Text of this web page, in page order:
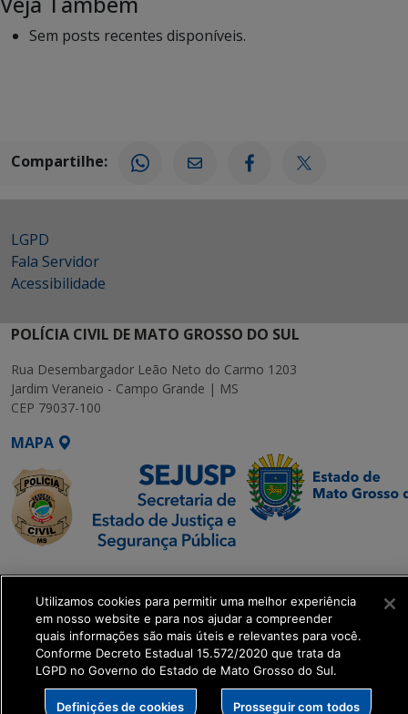
Sem posts recentes disponíveis.
Compartilhe:
LGPD
Fala Servidor
Acessibilidade
POLÍCIA CIVIL DE MATO GROSSO DO SUL
Rua Desembargador Leão Neto do Carmo 1203
Jardim Veraneio - Campo Grande | MS
CEP 79037-100
MAPA
SETDIG | Secretaria-
Executiva de
Transformação Digital
get_footer();
Utilizamos cookies para permitir uma melhor experiência
em nosso website e para nos ajudar a compreender
quais informações são mais úteis e relevantes para você.
Conforme Decreto Estadual 15.572/2020 que trata da
LGPD no Governo do Estado de Mato Grosso do Sul.
Definições de cookies Prosseguir com todos